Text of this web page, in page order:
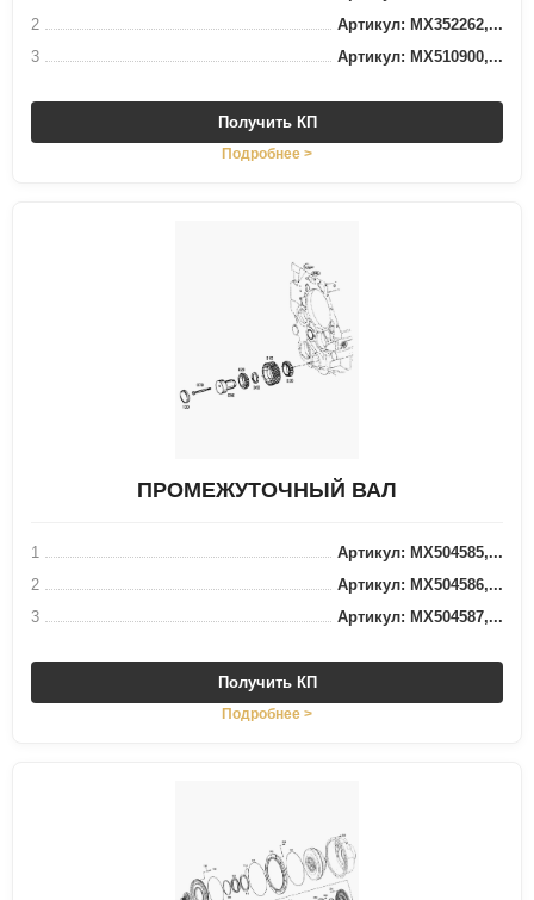
2
Артикул: MX352262,...
3
Артикул: MX510900,...
Получить КП
Подробнее >
ПРОМЕЖУТОЧНЫЙ ВАЛ
1
Артикул: MX504585,...
2
Артикул: MX504586,...
3
Артикул: MX504587,...
Получить КП
Подробнее >